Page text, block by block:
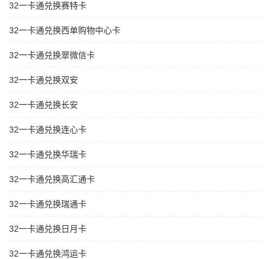
32一卡通兑换赛特卡
32一卡通兑换西单购物中心卡
32一卡通兑换翠微信卡
32一卡通兑换双安
32一卡通兑换长安
32一卡通兑换连心卡
32一卡通兑换华瑞卡
32一卡通兑换高汇通卡
32一卡通兑换瑞通卡
32一卡通兑换日月卡
32一卡通兑换鸿运卡